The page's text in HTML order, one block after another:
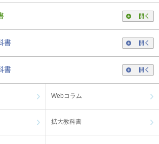
ました。
校 英語
『第30回：文法指導を考える② 』を掲載しました。
英語
】『第29回：文法指導を考える① 』を掲載しました。
英語
『第28回：オンライン授業をやってきて、感じたこ
開く
書 開く
書 開く
Webコラム
拡大教科書